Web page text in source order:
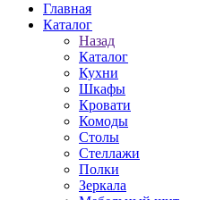
Главная
Каталог
Назад
Каталог
Кухни
Шкафы
Кровати
Комоды
Столы
Стеллажи
Полки
Зеркала